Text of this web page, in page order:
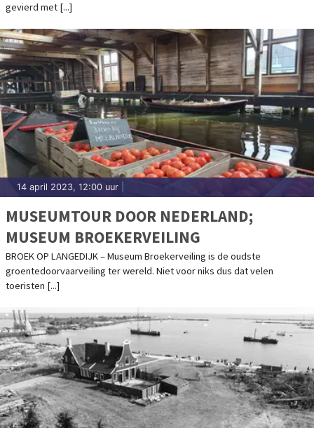
gevierd met [...]
14 april 2023, 12:00 uur
MUSEUMTOUR DOOR NEDERLAND;
MUSEUM BROEKERVEILING
BROEK OP LANGEDIJK – Museum Broekerveiling is de oudste
groentedoorvaarveiling ter wereld. Niet voor niks dus dat velen
toeristen [...]